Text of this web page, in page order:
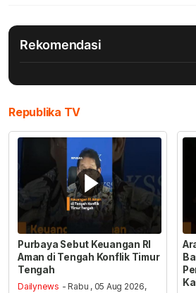
Rekomendasi
Republika TV
Purbaya Sebut Keuangan RI
Aman di Tengah Konflik Timur
Tengah
Dailynews - Rabu , 05 Aug 2026,